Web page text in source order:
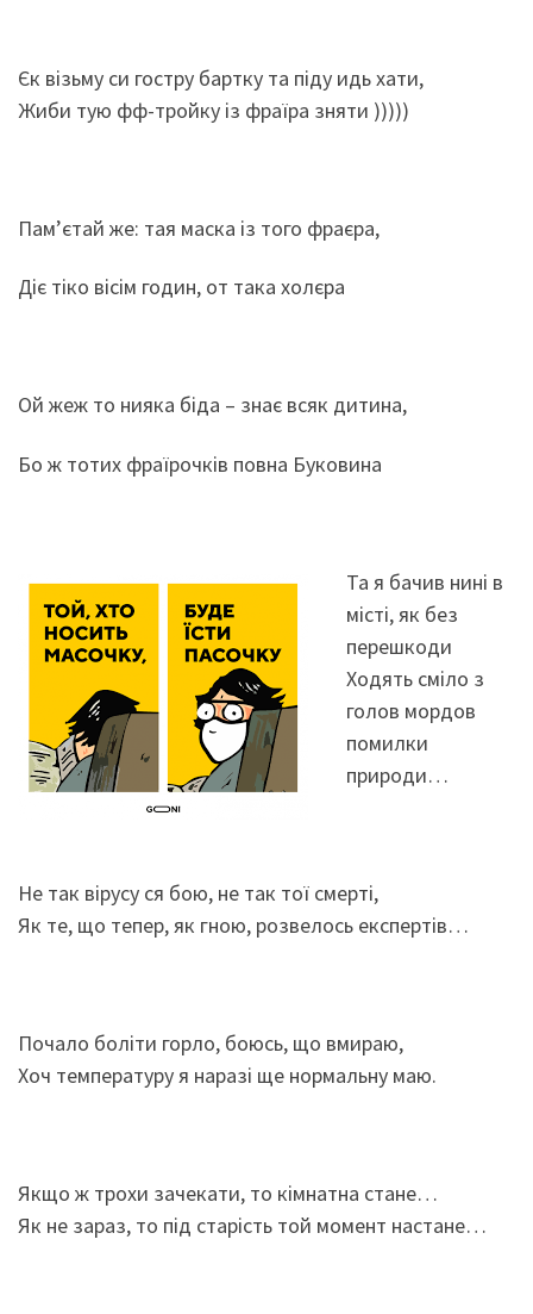
Єк візьму си гостру бартку та піду идь хати,
Жиби тую фф-тройку із фраїра зняти )))))
Пам’єтай же: тая маска із того фраєра,
Діє тіко вісім годин, от така холєра
Ой жеж то нияка біда – знає всяк дитина,
Бо ж тотих фраїрочків повна Буковина
Та я бачив нині в
місті, як без
перешкоди
Ходять сміло з
голов мордов
помилки
природи…
Не так вірусу ся бою, не так тої смерті,
Як те, що тепер, як гною, розвелось експертів…
Почало боліти горло, боюсь, що вмираю,
Хоч температуру я наразі ще нормальну маю.
Якщо ж трохи зачекати, то кімнатна стане…
Як не зараз, то під старість той момент настане…